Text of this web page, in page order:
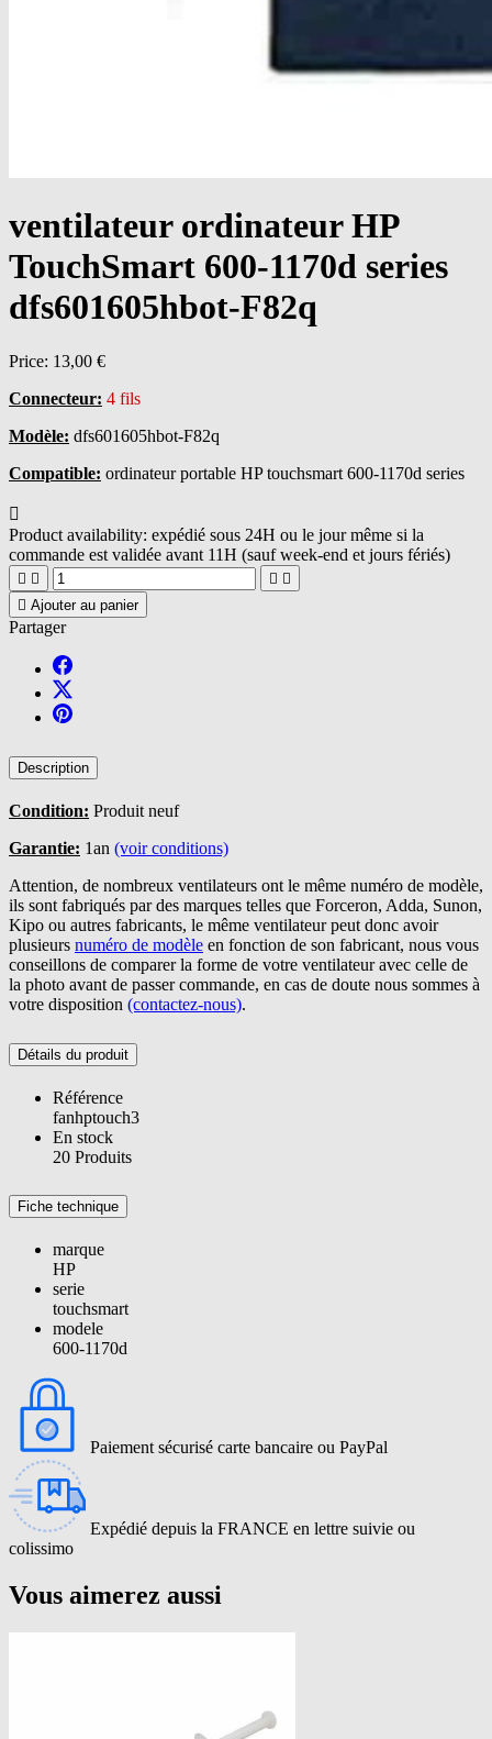
ventilateur ordinateur HP
TouchSmart 600-1170d series
dfs601605hbot-F82q
Price: 13,00 €
Connecteur: 4 fils
Modèle: dfs601605hbot-F82q
Compatible: ordinateur portable HP touchsmart 600-1170d series

Product availability: expédié sous 24H ou le jour même si la
commande est validée avant 11H (sauf week-end et jours fériés)
   
 Ajouter au panier
Partager
Description
Condition: Produit neuf
Garantie: 1an (voir conditions)
Attention, de nombreux ventilateurs ont le même numéro de modèle,
ils sont fabriqués par des marques telles que Forceron, Adda, Sunon,
Kipo ou autres fabricants, le même ventilateur peut donc avoir
plusieurs numéro de modèle en fonction de son fabricant, nous vous
conseillons de comparer la forme de votre ventilateur avec celle de
la photo avant de passer commande, en cas de doute nous sommes à
votre disposition (contactez-nous).
Détails du produit
Référence
fanhptouch3
En stock
20 Produits
Fiche technique
marque
HP
serie
touchsmart
modele
600-1170d
Paiement sécurisé carte bancaire ou PayPal
Expédié depuis la FRANCE en lettre suivie ou
colissimo
Vous aimerez aussi